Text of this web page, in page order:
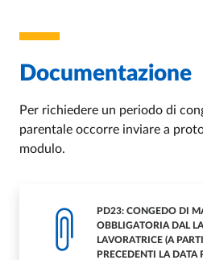
Documentazione
Per richiedere un periodo di
parentale occorre inviare a
modulo.
PD23: CONGEDO DI
OBBLIGATORIA DAL
LAVORATRICE (A
PRECEDENTI LA DATA